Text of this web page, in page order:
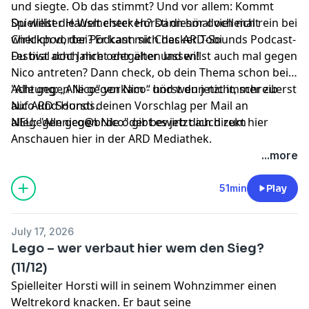
und siegte. Ob das stimmt? Und vor allem: Kommt
Spielleiter Hausmeister Horsti diesmal vielleicht
wirklich vorbei? Er kann sich das ARD-Sounds Podcast-
Festival doch nicht entgehen lassen!
Du willst die Welt checken? Dann hör doch mal rein bei
Checkpod, der Podcast mit Checker Tobi
Du bist acht Jahre oder älter und willst auch mal gegen
Nico antreten? Dann check, ob dein Thema schon bei
"Alle gegen Nico" vorkam - und wenn nicht, schreib
Nico und Horsti deinen Vorschlag per Mail an
allegegennico@br.deoderbewirb dich direkt hier
Achtung: „Alle gegen Nico“ hörst dujetzt immer zuerst
auf ARD Sounds.
NEU: "Alle gegen Nico" gibt es jetzt auch zum
Anschauen hier in der ARD Mediathek.
...more
51min Play
July 17, 2026
Lego – wer verbaut hier wem den Sieg?
(11/12)
Spielleiter Horsti will in seinem Wohnzimmer einen
Weltrekord knacken. Er baut seine